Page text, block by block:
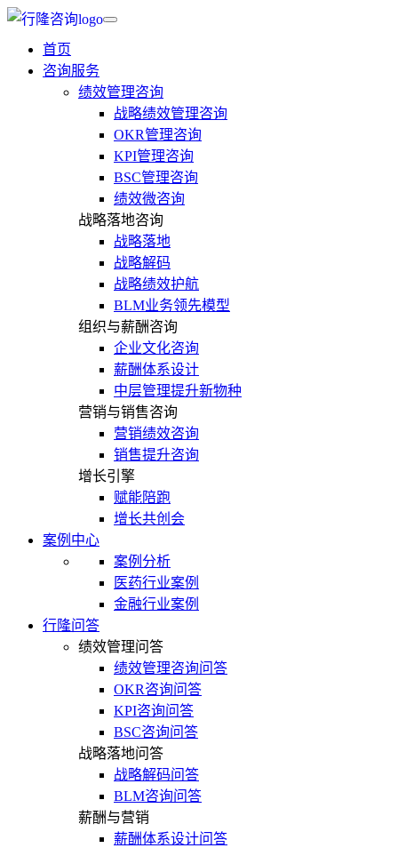
首页
咨询服务
绩效管理咨询
战略绩效管理咨询
OKR管理咨询
KPI管理咨询
BSC管理咨询
绩效微咨询
战略落地咨询
战略落地
战略解码
战略绩效护航
BLM业务领先模型
组织与薪酬咨询
企业文化咨询
薪酬体系设计
中层管理提升新物种
营销与销售咨询
营销绩效咨询
销售提升咨询
增长引擎
赋能陪跑
增长共创会
案例中心
案例分析
医药行业案例
金融行业案例
行隆问答
绩效管理问答
绩效管理咨询问答
OKR咨询问答
KPI咨询问答
BSC咨询问答
战略落地问答
战略解码问答
BLM咨询问答
薪酬与营销
薪酬体系设计问答